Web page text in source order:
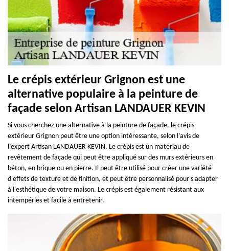
Le crépis extérieur Grignon est une
alternative populaire à la peinture de
façade selon Artisan LANDAUER KEVIN
Si vous cherchez une alternative à la peinture de façade, le crépis
extérieur Grignon peut être une option intéressante, selon l’avis de
l’expert Artisan LANDAUER KEVIN. Le crépis est un matériau de
revêtement de façade qui peut être appliqué sur des murs extérieurs en
béton, en brique ou en pierre. Il peut être utilisé pour créer une variété
d'effets de texture et de finition, et peut être personnalisé pour s'adapter
à l'esthétique de votre maison. Le crépis est également résistant aux
intempéries et facile à entretenir.